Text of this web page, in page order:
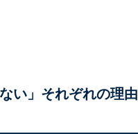
い」それぞれの理由